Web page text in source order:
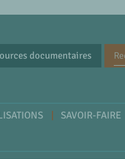
SAVOIR-FAIRE
documentaires